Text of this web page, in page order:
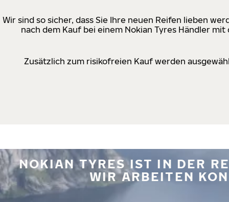
Wir sind so sicher, dass Sie Ihre neuen Reifen lieben
nach dem Kauf bei einem Nokian Tyres Händler
Zusätzlich zum risikofreien Kauf werden
NOKIAN TYRES IST IN DER
WIR ARBEITEN